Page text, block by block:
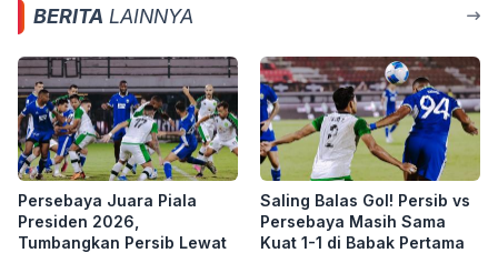
BERITA LAINNYA
Persebaya Juara Piala
Presiden 2026,
Tumbangkan Persib Lewat
Saling Balas Gol! Persib vs
Persebaya Masih Sama
Kuat 1-1 di Babak Pertama